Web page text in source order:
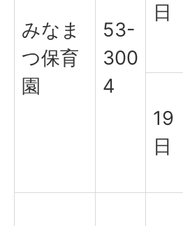
みなま
つ保育
園
53-
300
4
日
19
日